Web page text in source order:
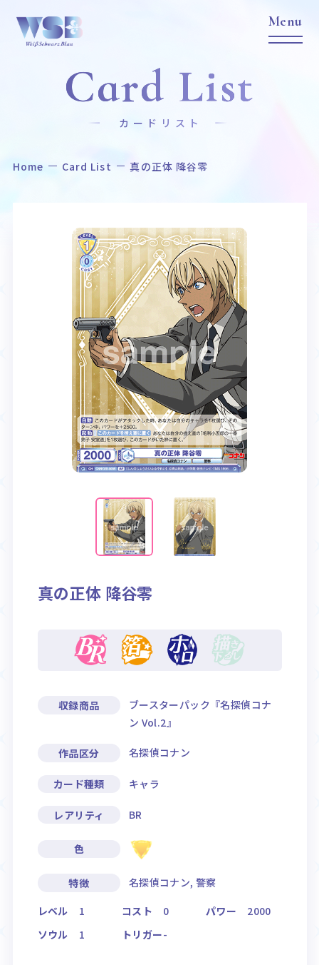
Home News
作品タイトル 商品情報
Event
イベント
Card List
カードリスト
Rule / Q&A
ルール/Q&A
Deck Recipe
デッキレシピ
Card List
カードリスト
Home Card List 真の正体 降谷零
真の正体 降谷零
収録商品
ブースターパック『名探偵コナ
ン Vol.2』
作品区分 名探偵コナン
カード種類 キャラ
レアリティ BR
色
特徴
名探偵コナン, 警察
レベル
1 コスト 0 パワー
2000
ソウル
1 トリガー-